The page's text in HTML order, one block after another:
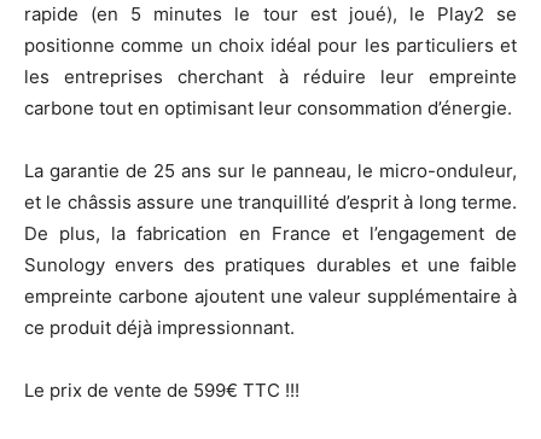
rapide (en 5 minutes le tour est joué), le Play2 se
positionne comme un choix idéal pour les particuliers et
les entreprises cherchant à réduire leur empreinte
carbone tout en optimisant leur consommation d’énergie.
La garantie de 25 ans sur le panneau, le micro-onduleur,
et le châssis assure une tranquillité d’esprit à long terme.
De plus, la fabrication en France et l’engagement de
Sunology envers des pratiques durables et une faible
empreinte carbone ajoutent une valeur supplémentaire à
ce produit déjà impressionnant.
Le prix de vente de 599€ TTC !!!